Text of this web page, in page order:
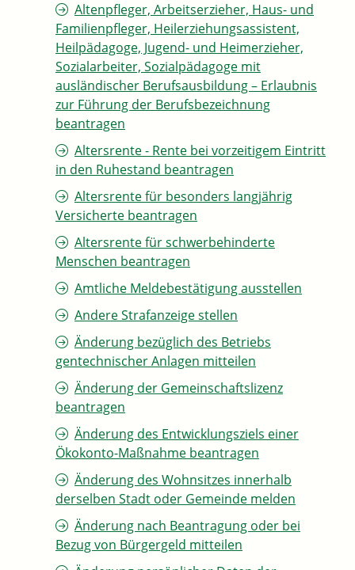
Altenpfleger, Arbeitserzieher, Haus- und
Familienpfleger, Heilerziehungsassistent,
Heilpädagoge, Jugend- und Heimerzieher,
Sozialarbeiter, Sozialpädagoge mit
ausländischer Berufsausbildung – Erlaubnis
zur Führung der Berufsbezeichnung
beantragen
Altersrente - Rente bei vorzeitigem Eintritt
in den Ruhestand beantragen
Altersrente für besonders langjährig
Versicherte beantragen
Altersrente für schwerbehinderte
Menschen beantragen
Amtliche Meldebestätigung ausstellen
Andere Strafanzeige stellen
Änderung bezüglich des Betriebs
gentechnischer Anlagen mitteilen
Änderung der Gemeinschaftslizenz
beantragen
Änderung des Entwicklungsziels einer
Ökokonto-Maßnahme beantragen
Änderung des Wohnsitzes innerhalb
derselben Stadt oder Gemeinde melden
Änderung nach Beantragung oder bei
Bezug von Bürgergeld mitteilen